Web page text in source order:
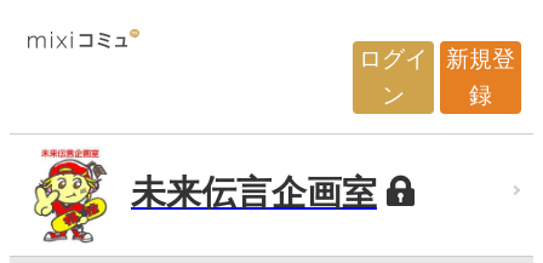
ログイ
ン
新規登
録
未来伝言企画室